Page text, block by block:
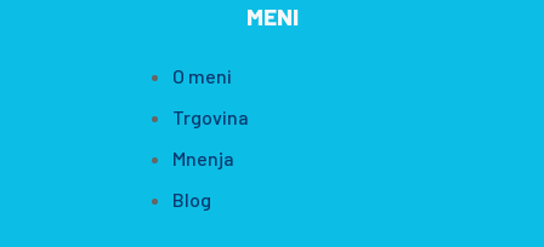
MENI
O meni
Trgovina
Mnenja
Blog